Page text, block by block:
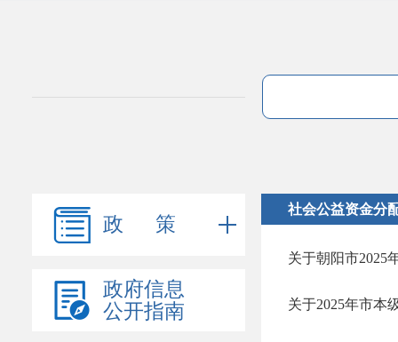
政 策
政府信息
公开指南
社会公益资金分
关于朝阳市2025
关于2025年市本